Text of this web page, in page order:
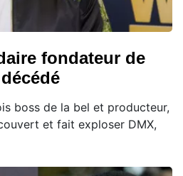
fondateur de
boss de la bel et producteur,
et fait exploser DMX,